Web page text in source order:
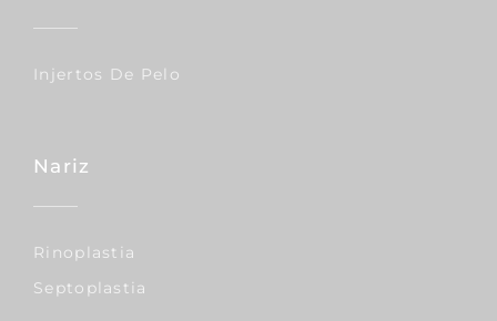
Injertos De Pelo
Nariz
Rinoplastia
Septoplastia